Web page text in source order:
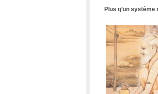
Plus q’un système